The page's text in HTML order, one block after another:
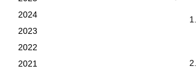
2024
2023
2022
2021